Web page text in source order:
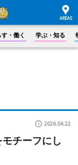
・働く 学ぶ・知る
2026.04.22
チーフにし